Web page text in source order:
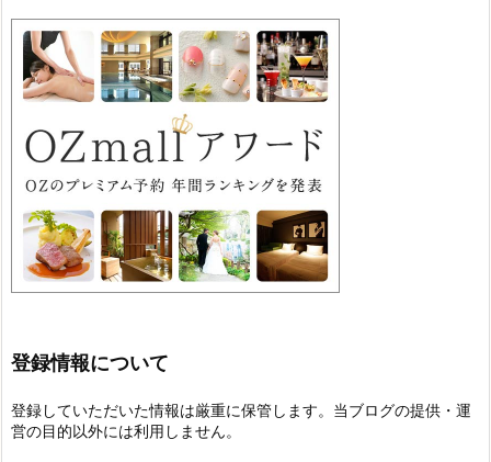
登録情報について
登録していただいた情報は厳重に保管します。当ブログの提供・運
営の目的以外には利用しません。